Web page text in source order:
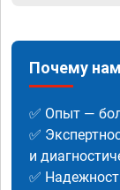
Почему
✅ Опыт —
✅
и
✅